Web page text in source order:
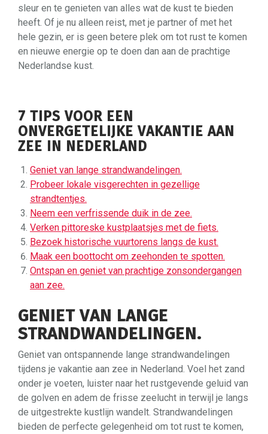
sleur en te genieten van alles wat de kust te bieden
heeft. Of je nu alleen reist, met je partner of met het
hele gezin, er is geen betere plek om tot rust te komen
en nieuwe energie op te doen dan aan de prachtige
Nederlandse kust.
7 TIPS VOOR EEN
ONVERGETELIJKE VAKANTIE AAN
ZEE IN NEDERLAND
Geniet van lange strandwandelingen.
Probeer lokale visgerechten in gezellige
strandtentjes.
Neem een verfrissende duik in de zee.
Verken pittoreske kustplaatsjes met de fiets.
Bezoek historische vuurtorens langs de kust.
Maak een boottocht om zeehonden te spotten.
Ontspan en geniet van prachtige zonsondergangen
aan zee.
GENIET VAN LANGE
STRANDWANDELINGEN.
Geniet van ontspannende lange strandwandelingen
tijdens je vakantie aan zee in Nederland. Voel het zand
onder je voeten, luister naar het rustgevende geluid van
de golven en adem de frisse zeelucht in terwijl je langs
de uitgestrekte kustlijn wandelt. Strandwandelingen
bieden de perfecte gelegenheid om tot rust te komen,